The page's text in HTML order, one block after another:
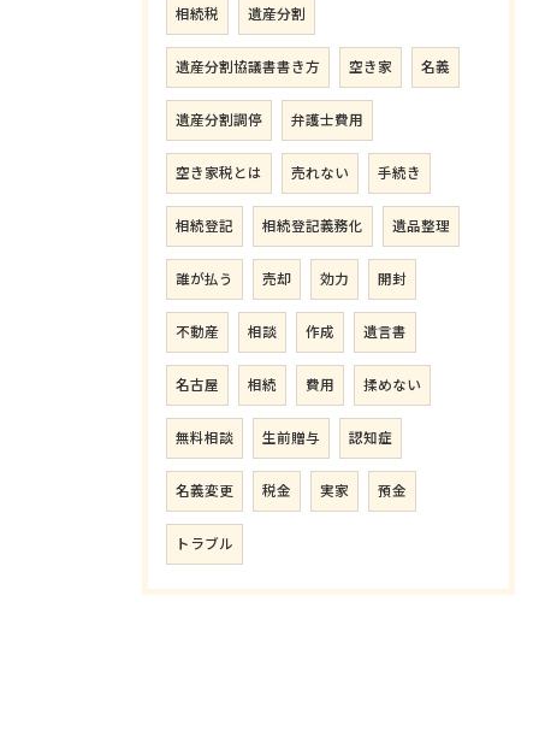
相続税 遺産分割
遺産分割協議書書き方 空き家 名義
遺産分割調停 弁護士費用
空き家税とは 売れない 手続き
相続登記 相続登記義務化 遺品整理
誰が払う 売却 効力 開封
不動産 相談 作成 遺言書
名古屋 相続 費用 揉めない
無料相談 生前贈与 認知症
名義変更 税金 実家 預金
トラブル